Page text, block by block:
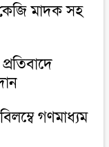
মাদক সহ
গণমাধ্যম